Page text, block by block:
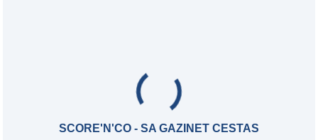
SCORE'N'CO - SA GAZINET CESTAS